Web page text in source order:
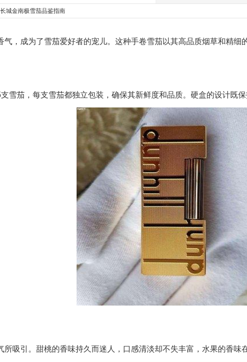
长城金南极雪茄品鉴指南
，成为了雪茄爱好者的宠儿。这种手卷雪茄以其高品质烟草和精细
雪茄，每支雪茄都独立包装，确保其新鲜度和品质。硬盒的设计既
吸引。甜桃的香味持久而迷人，口感清淡却不失丰富，水果的香味